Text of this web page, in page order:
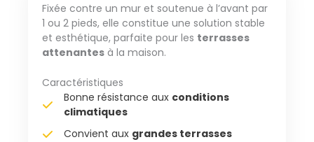
Fixée contre un mur et soutenue à l’avant par
1 ou 2 pieds, elle constitue une solution stable
et esthétique, parfaite pour les terrasses
attenantes à la maison.
Caractéristiques
Bonne résistance aux conditions
climatiques
Convient aux grandes terrasses